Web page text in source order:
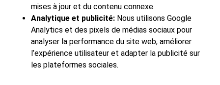
mises à jour et du contenu connexe.
Analytique et publicité: Nous utilisons Google
Analytics et des pixels de médias sociaux pour
analyser la performance du site web, améliorer
l’expérience utilisateur et adapter la publicité sur
les plateformes sociales.